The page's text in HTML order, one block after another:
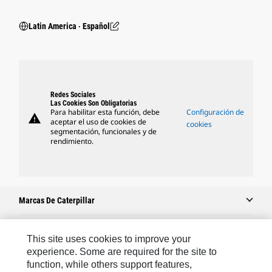
Latin America ‧ Español
warning
Redes Sociales
Las Cookies Son Obligatorias
Para habilitar esta función, debe
aceptar el uso de cookies de
segmentación, funcionales y de
rendimiento.
Configuración de
cookies
Marcas De Caterpillar
Caterpillar.com
Comuníquese Con Caterpillar
This site uses cookies to improve your
experience. Some are required for the site to
function, while others support features,